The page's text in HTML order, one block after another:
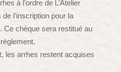
à l’ordre de L’Atelier
l’inscription pour la
Ce chèque sera restitué au
les arrhes restent acquises